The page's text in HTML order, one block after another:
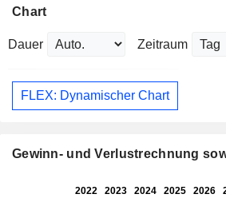
Chart
Dauer Zeitraum
FLEX: Dynamischer Chart
Gewinn- und Verlustrechnung